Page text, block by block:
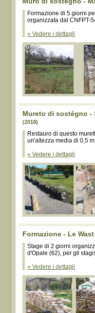
Formazione di 5 giorni
organizzata dal CNFPT-
» Vedere i dettagli
Mureto di sostégno -
(2018)
Restauro di questo
un'altezza media di 0,5
» Vedere i dettagli
Formazione - Le Wast
Stage di 2 giorni
d'Opale (62), per gli
» Vedere i dettagli